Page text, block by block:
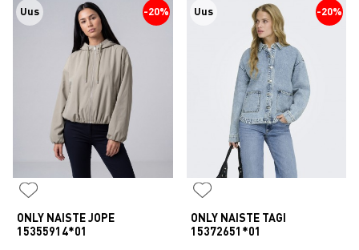
-20%
Uus
ONLY NAISTE JOPE
15355914*01
-20%
Uus
ONLY NAISTE TAGI
15372651*01